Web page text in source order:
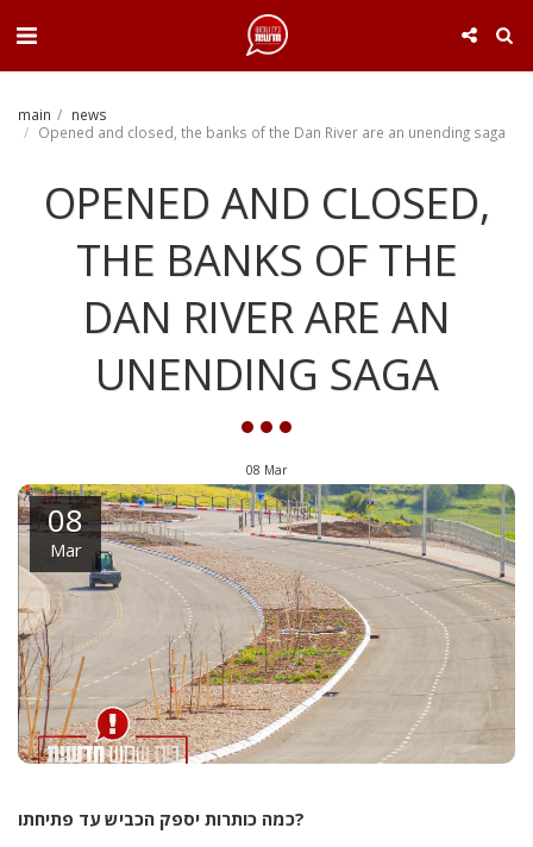
main
news
Opened and closed, the banks of the Dan River are an unending saga
OPENED AND CLOSED,
THE BANKS OF THE
DAN RIVER ARE AN
UNENDING SAGA
08 Mar
08
Mar
כמה כותרות יספק הכביש עד פתיחתו?